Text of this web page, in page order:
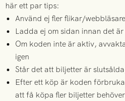
här ett par tips:
Använd ej fler flikar/
Ladda ej om sidan innan det
Om koden inte är aktiv,
igen
Står det att biljetter är
Efter ett köp är koden
att få köpa fler biljetter